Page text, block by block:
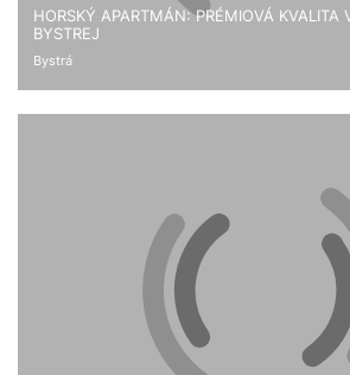
HORSKÝ APARTMÁN: PRÉMIOVÁ KVALITA
BYSTREJ
Bystrá